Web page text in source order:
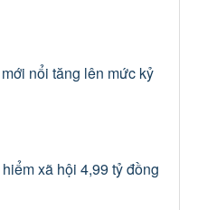
nổi tăng lên mức kỷ
xã hội 4,99 tỷ đồng